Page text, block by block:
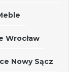
Wrocław
Nowy Sącz